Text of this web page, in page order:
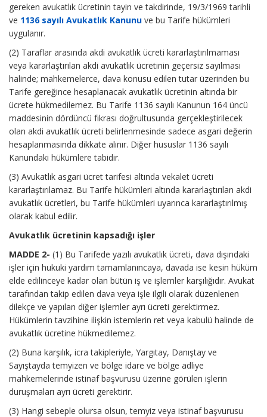
gereken avukatlık ücretinin tayin ve takdirinde, 19/3/1969 tarihli
ve 1136 sayılı Avukatlık Kanunu ve bu Tarife hükümleri
uygulanır.
(2) Taraflar arasında akdi avukatlık ücreti kararlaştırılmaması
veya kararlaştırılan akdi avukatlık ücretinin geçersiz sayılması
halinde; mahkemelerce, dava konusu edilen tutar üzerinden bu
Tarife gereğince hesaplanacak avukatlık ücretinin altında bir
ücrete hükmedilemez. Bu Tarife 1136 sayılı Kanunun 164 üncü
maddesinin dördüncü fıkrası doğrultusunda gerçekleştirilecek
olan akdi avukatlık ücreti belirlenmesinde sadece asgari değerin
hesaplanmasında dikkate alınır. Diğer hususlar 1136 sayılı
Kanundaki hükümlere tabidir.
(3) Avukatlık asgari ücret tarifesi altında vekalet ücreti
kararlaştırılamaz. Bu Tarife hükümleri altında kararlaştırılan akdi
avukatlık ücretleri, bu Tarife hükümleri uyarınca kararlaştırılmış
olarak kabul edilir.
Avukatlık ücretinin kapsadığı işler
MADDE 2- (1) Bu Tarifede yazılı avukatlık ücreti, dava dışındaki
işler için hukuki yardım tamamlanıncaya, davada ise kesin hüküm
elde edilinceye kadar olan bütün iş ve işlemler karşılığıdır. Avukat
tarafından takip edilen dava veya işle ilgili olarak düzenlenen
dilekçe ve yapılan diğer işlemler ayrı ücreti gerektirmez.
Hükümlerin tavzihine ilişkin istemlerin ret veya kabulü halinde de
avukatlık ücretine hükmedilemez.
(2) Buna karşılık, icra takipleriyle, Yargıtay, Danıştay ve
Sayıştayda temyizen ve bölge idare ve bölge adliye
mahkemelerinde istinaf başvurusu üzerine görülen işlerin
duruşmaları ayrı ücreti gerektirir.
(3) Hangi sebeple olursa olsun, temyiz veya istinaf başvurusu